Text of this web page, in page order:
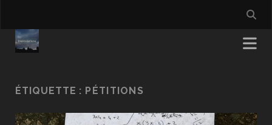
ÉTIQUETTE : PÉTITIONS